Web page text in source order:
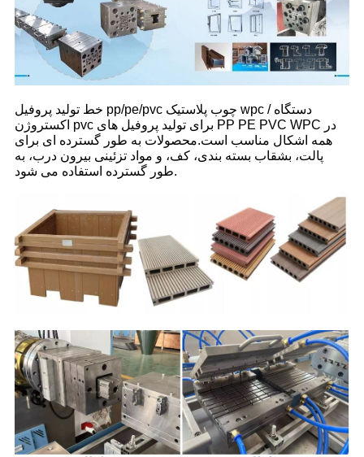
خط تولید پروفیل pp/pe/pvc چوب پلاستیک wpc / دستگاه
اکستروژن pvc برای تولید پروفیل های PP PE PVC WPC در
همه اشکال مناسب است.محصولات به طور گسترده ای برای
پالت، بشقاب بسته بندی، کف، و مواد تزئینی بیرون درب، به
طور گسترده استفاده می شود.